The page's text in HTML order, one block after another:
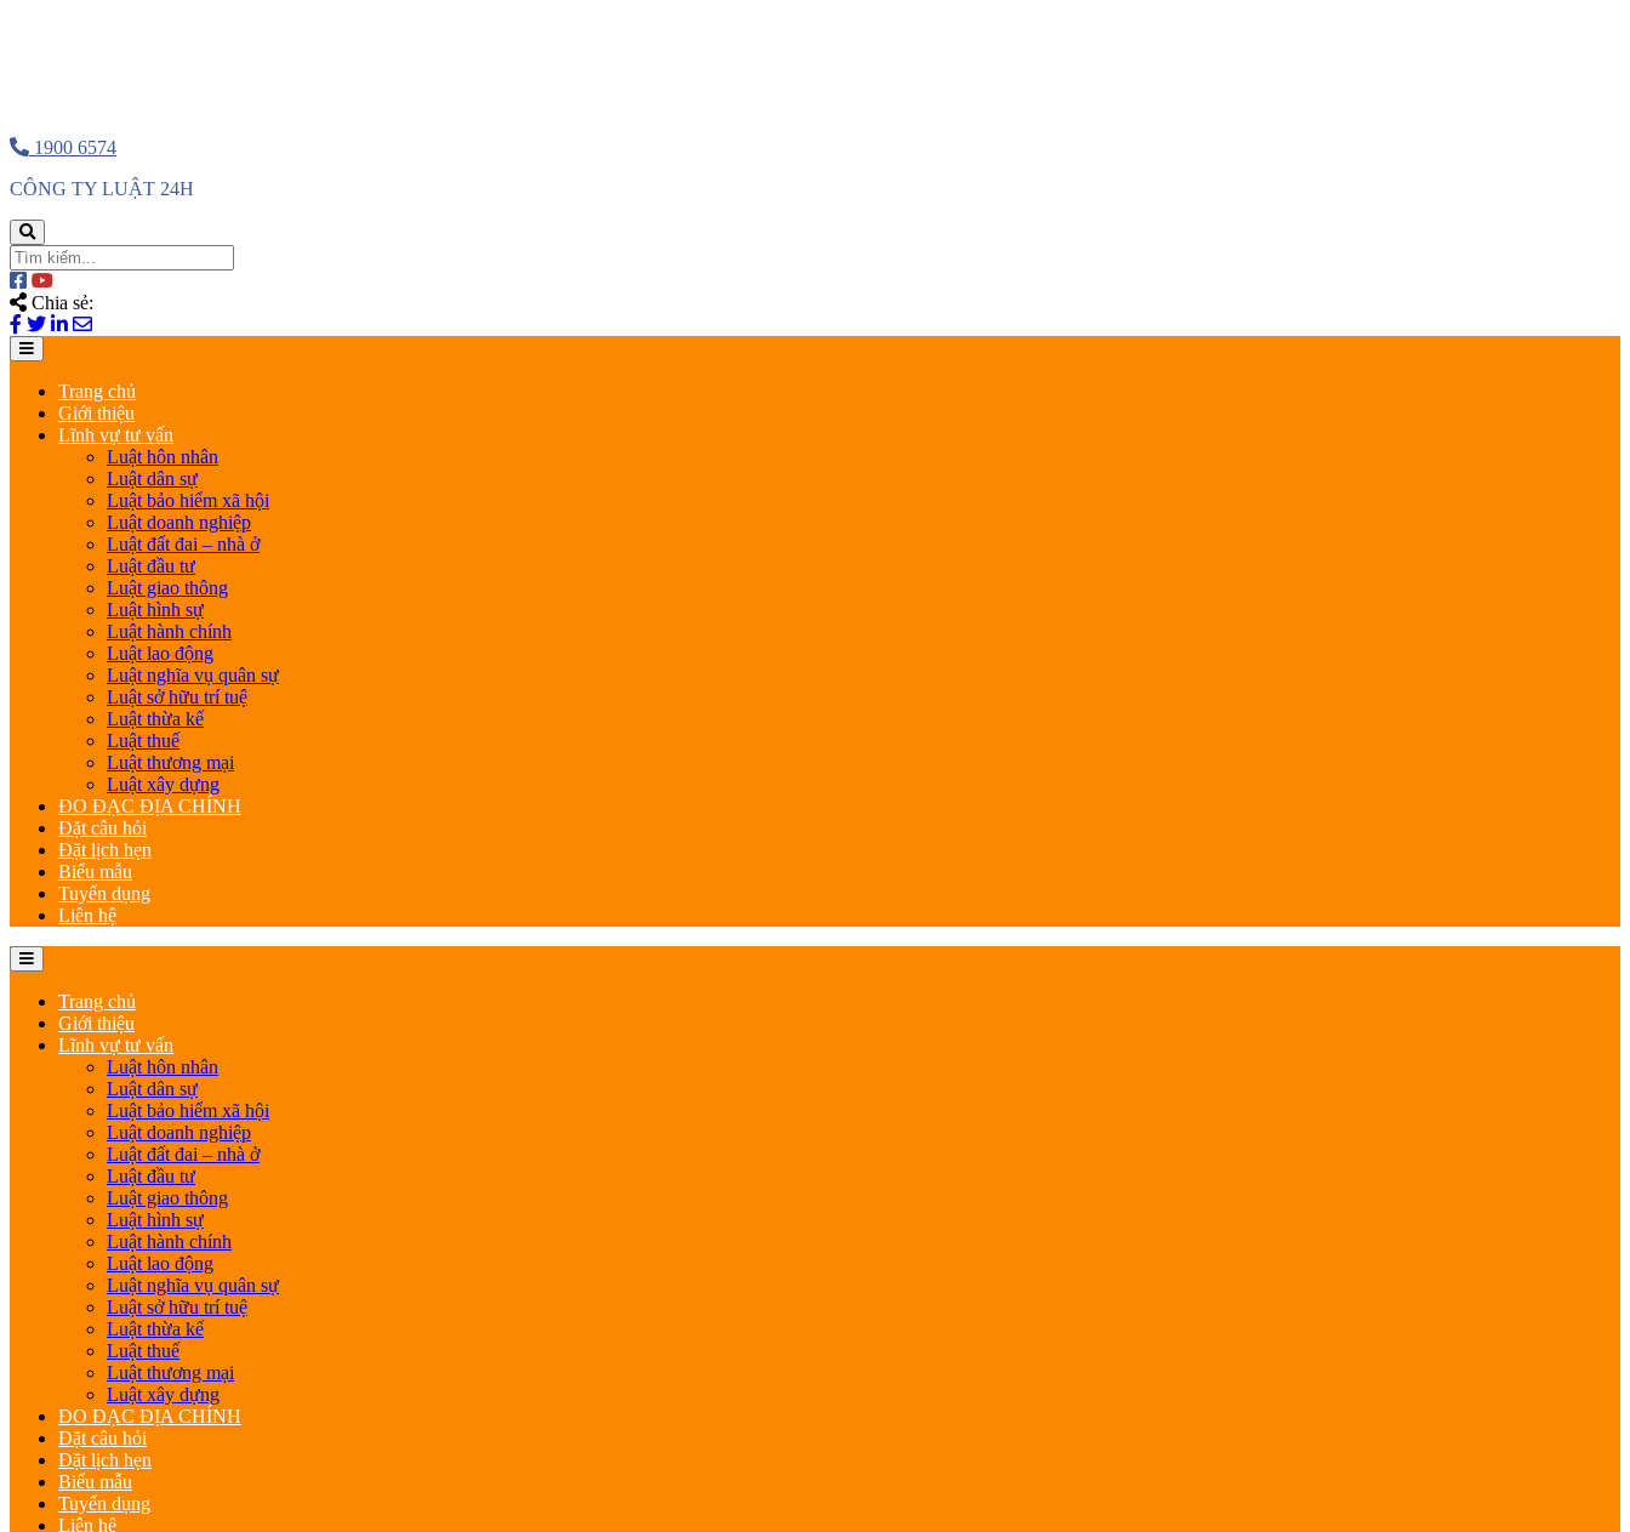
1900 6574
CÔNG TY LUẬT 24H
Chia sẻ:
Trang chủ
Giới thiệu
Lĩnh vự tư vấn
Luật hôn nhân
Luật dân sự
Luật bảo hiểm xã hội
Luật doanh nghiệp
Luật đất đai – nhà ở
Luật đầu tư
Luật giao thông
Luật hình sự
Luật hành chính
Luật lao động
Luật nghĩa vụ quân sự
Luật sở hữu trí tuệ
Luật thừa kế
Luật thuế
Luật thương mại
Luật xây dựng
ĐO ĐẠC ĐỊA CHÍNH
Đặt câu hỏi
Đặt lịch hẹn
Biểu mẫu
Tuyển dụng
Liên hệ
Trang chủ
Giới thiệu
Lĩnh vự tư vấn
Luật hôn nhân
Luật dân sự
Luật bảo hiểm xã hội
Luật doanh nghiệp
Luật đất đai – nhà ở
Luật đầu tư
Luật giao thông
Luật hình sự
Luật hành chính
Luật lao động
Luật nghĩa vụ quân sự
Luật sở hữu trí tuệ
Luật thừa kế
Luật thuế
Luật thương mại
Luật xây dựng
ĐO ĐẠC ĐỊA CHÍNH
Đặt câu hỏi
Đặt lịch hẹn
Biểu mẫu
Tuyển dụng
Liên hệ